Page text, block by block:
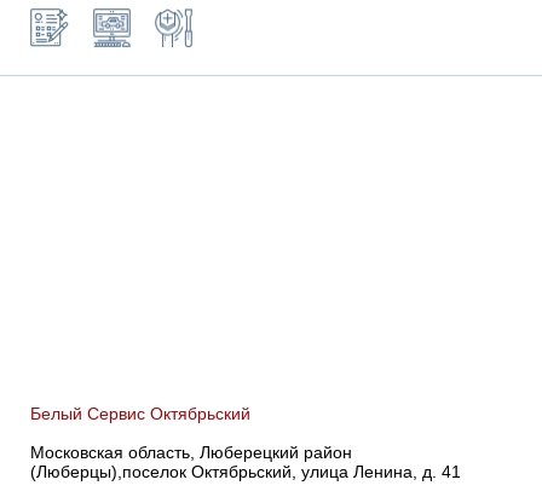
Белый Сервис Октябрьский
Московская область, Люберецкий район
(Люберцы),поселок Октябрьский, улица Ленина, д. 41